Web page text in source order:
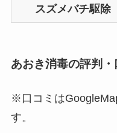
スズメバチ駆除
あおき消毒の評判・
※口コミは
す。